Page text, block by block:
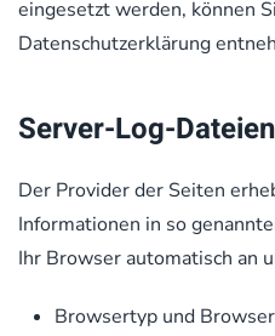
eingesetzt werden, können
Datenschutzerklärung
Server-Log-Dateien
Der Provider der Seiten
Informationen in so
Ihr Browser automatisch an
Browsertyp und